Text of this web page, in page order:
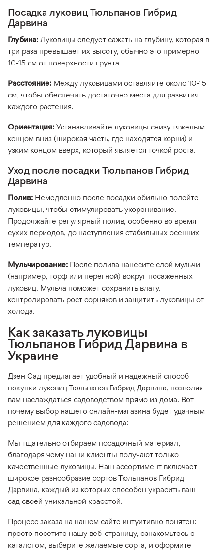
Посадка луковиц Тюльпанов Гибрид
Дарвина
Глубина: Луковицы следует сажать на глубину, которая в
три раза превышает их высоту, обычно это примерно
10-15 см от поверхности грунта.
Расстояние: Между луковицами оставляйте около 10-15
см, чтобы обеспечить достаточно места для развития
каждого растения.
Ориентация: Устанавливайте луковицы снизу тяжелым
концом вниз (широкая часть, где находятся корни) и
узким концом вверх, который является точкой роста.
Уход после посадки Тюльпанов Гибрид
Дарвина
Полив: Немедленно после посадки обильно полейте
луковицы, чтобы стимулировать укоренивание.
Продолжайте регулярный полив, особенно во время
сухих периодов, до наступления стабильных осенних
температур.
Мульчирование: После полива нанесите слой мульчи
(например, торф или перегной) вокруг посаженных
луковиц. Мульча поможет сохранить влагу,
контролировать рост сорняков и защитить луковицы от
холода.
Как заказать луковицы
Тюльпанов Гибрид Дарвина в
Украине
Дзен Сад предлагает удобный и надежный способ
покупки луковиц Тюльпанов Гибрид Дарвина, позволяя
вам наслаждаться садоводством прямо из дома. Вот
почему выбор нашего онлайн-магазина будет удачным
решением для каждого садовода:
Мы тщательно отбираем посадочный материал,
благодаря чему наши клиенты получают только
качественные луковицы. Наш ассортимент включает
широкое разнообразие сортов Тюльпанов Гибрид
Дарвина, каждый из которых способен украсить ваш
сад своей уникальной красотой.
Процесс заказа на нашем сайте интуитивно понятен:
просто посетите нашу веб-страницу, ознакомьтесь с
каталогом, выберите желаемые сорта, и оформите